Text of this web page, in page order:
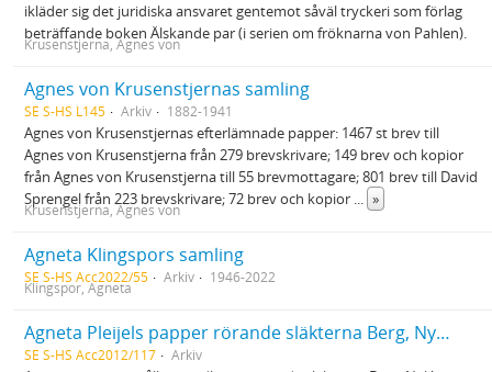
ikläder sig det juridiska ansvaret gentemot såväl tryckeri som förlag
beträffande boken Älskande par (i serien om fröknarna von Pahlen).
Krusenstjerna, Agnes von
Agnes von Krusenstjernas samling
SE S-HS L145 Arkiv 1882-1941
Agnes von Krusenstjernas efterlämnade papper: 1467 st brev till
Agnes von Krusenstjerna från 279 brevskrivare; 149 brev och kopior
från Agnes von Krusenstjerna till 55 brevmottagare; 801 brev till David
Sprengel från 223 brevskrivare; 72 brev och kopior ... »
Krusenstjerna, Agnes von
Agneta Klingspors samling
SE S-HS Acc2022/55 Arkiv 1946-2022
Klingspor, Agneta
Agneta Pleijels papper rörande släkterna Berg, Nylén, Petre m.fl.
SE S-HS Acc2012/117 Arkiv